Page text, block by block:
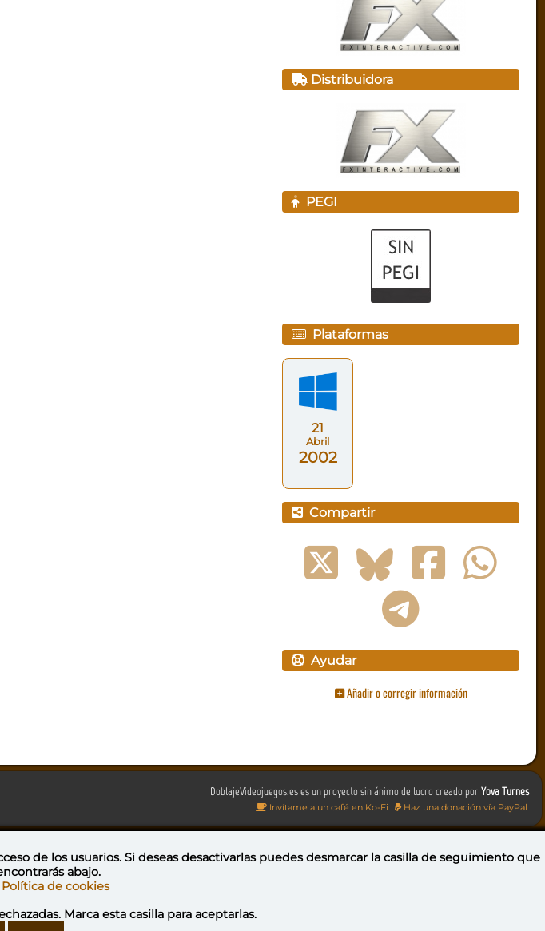
Distribuidora
PEGI
Plataformas
21
Abril
2002
Compartir
Ayudar
Añadir o corregir información
DoblajeVideojuegos.es es un proyecto sin ánimo de lucro creado porYova Turnes
Invítame a un café en Ko-Fi Haz una donación vía PayPal
NoComercial-CompartirIgual 4.0 Internacional
de los usuarios. Si deseas desactivarlas puedesdesmarcar la casilla de seguimiento que
abajo.
Política de cookies
Marca esta casilla para aceptarlas.